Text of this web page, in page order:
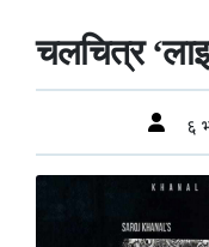
चलचित्र
६